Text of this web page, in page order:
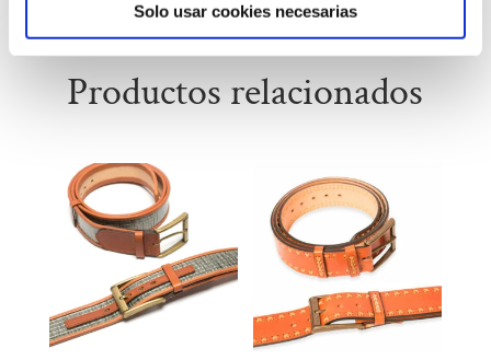
Solo usar cookies necesarias
Productos relacionados